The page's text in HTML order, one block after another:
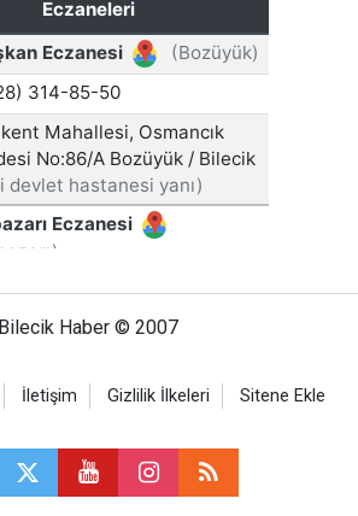
Bilecik Haber © 2007
İletişim Gizlilik İlkeleri Sitene Ekle